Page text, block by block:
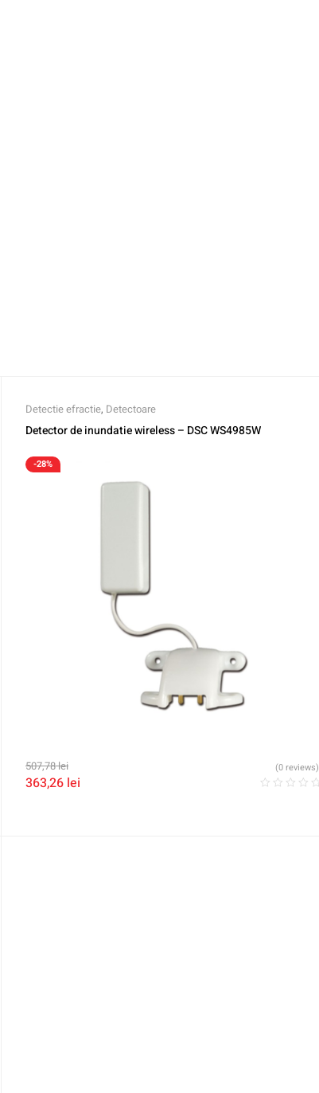
Detectie efractie, Detectoare
Detector de inundatie wireless – DSC WS4985W
-28%
507,78lei
363,26 lei
(0 reviews)